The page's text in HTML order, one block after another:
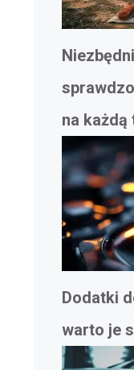
na każdą
Dodatki
warto je